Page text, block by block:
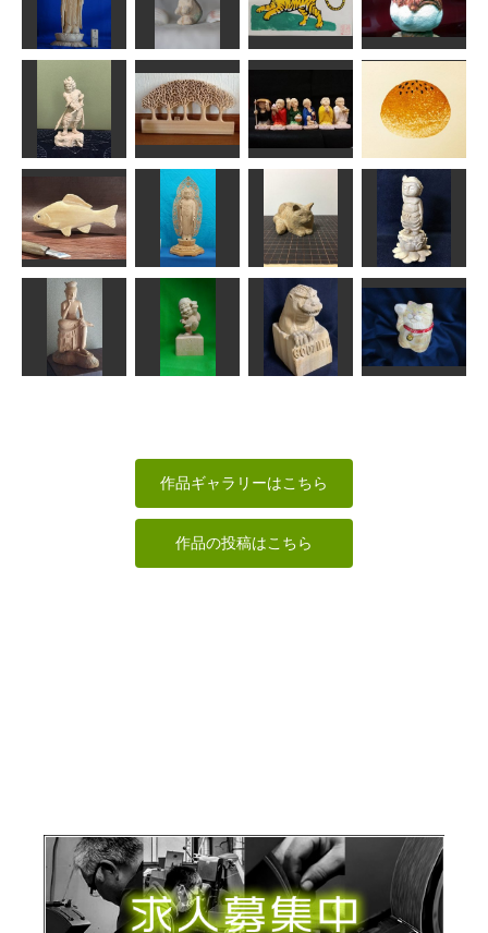
わらべ風神雷
神
kiyonk
興福寺阿修羅
像頭部
ちゅうさん
喝達磨
ちゅうさん
雲中供養菩薩
像南21号
みっちゃん
地蔵菩薩像
ta-chann
ミント色のう
さぎ
macco
年賀状「寅」6
道刃物★所蔵参考
だるま大師
波夷羅大将
みっちゃん
冬木立
イタルデザイン
六地蔵菩薩
kiyonk
あんぱん
みちこ
鮒
MINI
阿弥陀如来立
像
香箱長毛猫
波間
誕生仏
俊造
ニコじい ゴジラ
作品ギャラリーはこちら
作品の投稿はこちら